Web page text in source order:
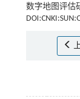
数字地图评估